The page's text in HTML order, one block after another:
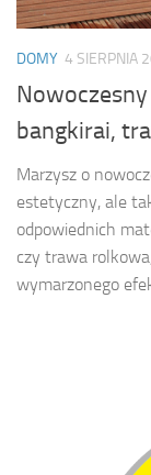
DOMY 4 SIERPNIA
bangkirai,
Marzysz o
estetyczny, ale
odpowiednich
czy trawa
wymarzonego